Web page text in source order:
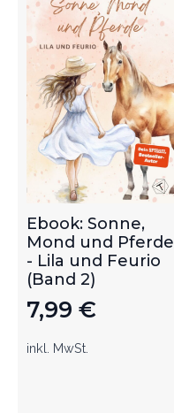
Ebook: Sonne,
Mond und Pferde
- Lila und Feurio
(Band 2)
7,99 €
inkl. MwSt.